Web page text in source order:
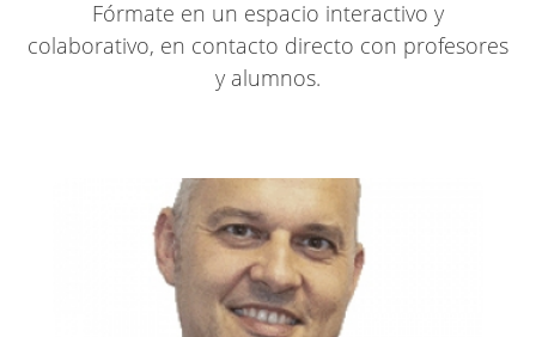
Fórmate en un espacio interactivo y
colaborativo, en contacto directo con profesores
y alumnos.